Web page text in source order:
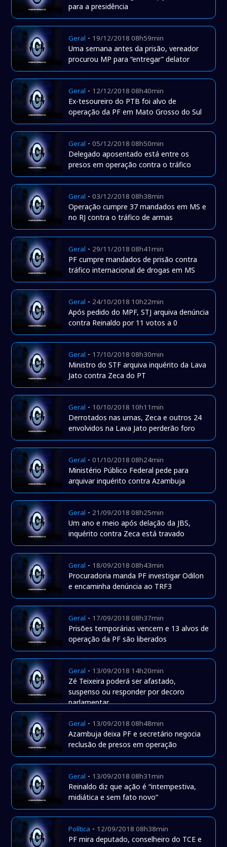
para a presidência
Geral - 19/12/2018 08h59min
Uma semana antes da prisão, vereador
procurou MP para “entregar” delator
Geral - 12/12/2018 08h40min
Ex-tesoureiro do PTB foi alvo de
operação da PF em Mato Grosso do Sul
Geral -05/12/2018 08h50min
Delegado aposentado está entre os
presos em operação contra o tráfico
Geral -03/12/2018 08h38min
Operação cumpre 37 mandados em MS e
no RJ contra o tráfico de armas
Geral - 29/11/2018 08h41min
PF cumpre mandados de prisão contra
tráfico internacional de drogas em MS
Geral - 24/10/2018 10h22min
Após pedido do MPF, STJ arquiva denúncia
contra Reinaldo por 11 votos a 0
Geral - 17/10/2018 08h30min
Ministro do STF arquiva inquérito da Lava
Jato contra Zeca do PT
Geral - 10/10/2018 10h11min
Derrotados nas urnas, Zeca e outros 24
envolvidos na Lava Jato perderão foro
Geral -01/10/2018 08h24min
Ministério Público Federal pede para
arquivar inquérito contra Azambuja
Geral - 21/09/2018 08h25min
Um ano e meio após delação da JBS,
inquérito contra Zeca está travado
Geral - 18/09/2018 08h43min
Procuradoria manda PF investigar Odilon
e encaminha denúncia ao TRF3
Geral - 17/09/2018 08h37min
Prisões temporárias vencem e 13 alvos de
operação da PF são liberados
Geral - 13/09/2018 14h20min
Zé Teixeira poderá ser afastado,
suspenso ou responder por decoro
parlamentar
Geral - 13/09/2018 08h48min
Azambuja deixa PF e secretário negocia
reclusão de presos em operação
Geral - 13/09/2018 08h31min
Reinaldo diz que ação é “intempestiva,
midiática e sem fato novo”
Política - 12/09/2018 08h38min
PF mira deputado, conselheiro do TCE e